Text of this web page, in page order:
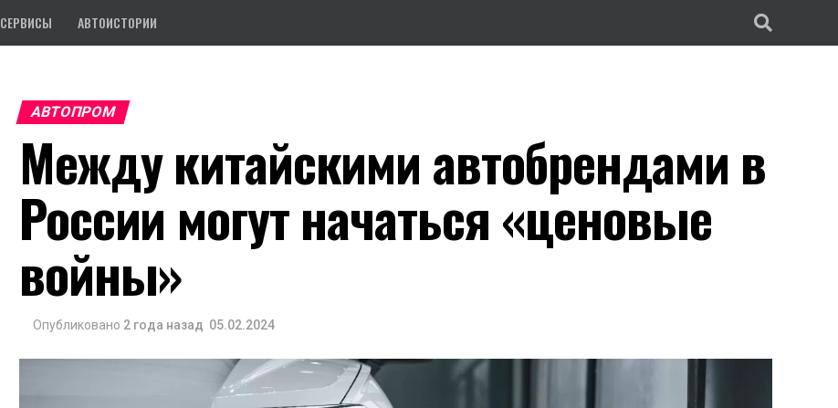
СЕРВИСЫ АВТОИСТОРИИ
АВТОПРОМ
Между китайскими автобрендами в
России могут начаться «ценовые
войны»
Опубликовано 2 года назад 05.02.2024